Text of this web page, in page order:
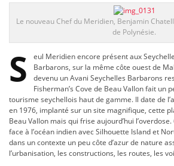
Le nouveau Chef du Meridien, Benjamin
de Polynésie.
S
eul Meridien encore présent aux
Barbarons, sur la même côte ouest de
devenu un Avani Seychelles Barbarons
Fisherman’s Cove de Beau Vallon fait un
tourisme seychellois haut de gamme. Il date de
en 1976, implanté sur un site magnifique, cette
Beau Vallon mais qui frise aujourd’hui
face à l’océan indien avec Silhouette Island et
dans un contexte un peu côte d’azur de nature
l’urbanisation, les constructions, les routes, les